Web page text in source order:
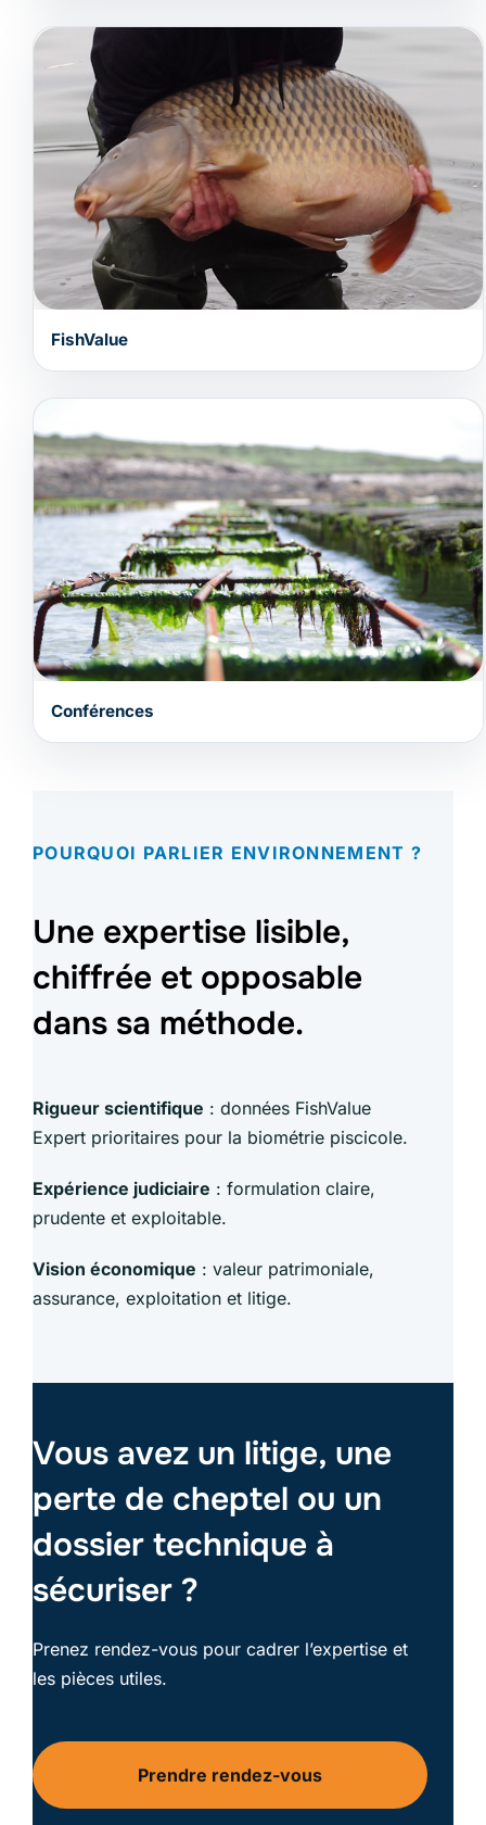
FishValue
Conférences
POURQUOI PARLIER ENVIRONNEMENT ?
Une expertise lisible,
chiffrée et opposable
dans sa méthode.
Rigueur scientifique : données FishValue
Expert prioritaires pour la biométrie piscicole.
Expérience judiciaire : formulation claire,
prudente et exploitable.
Vision économique : valeur patrimoniale,
assurance, exploitation et litige.
Vous avez un litige, une
perte de cheptel ou un
dossier technique à
sécuriser ?
Prenez rendez-vous pour cadrer l’expertise et
les pièces utiles.
Prendre rendez-vous